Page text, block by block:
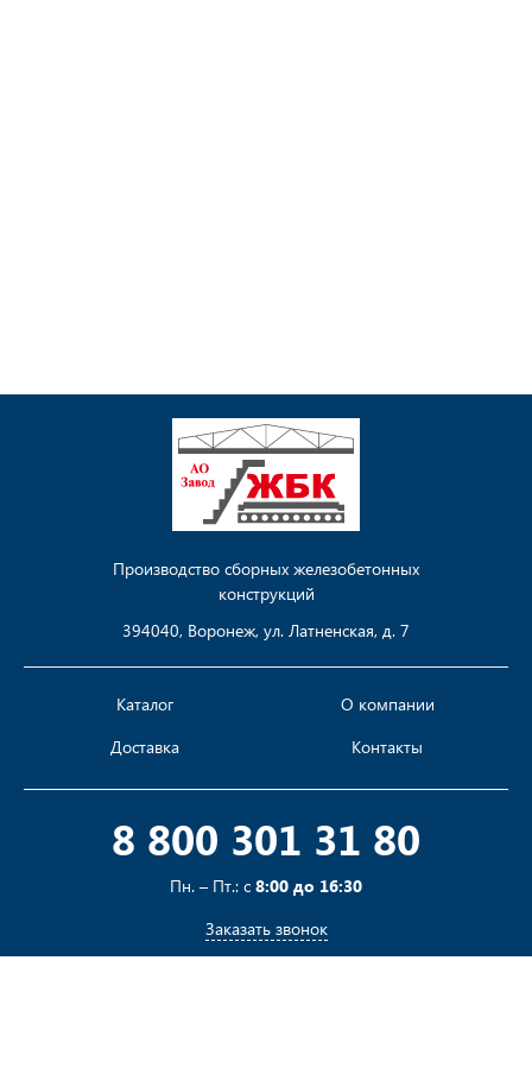
Производство сборных железобетонных
конструкций
394040, Воронеж, ул. Латненская, д. 7
Каталог
Доставка
О компании
Контакты
8 800 301 31 80
Пн. – Пт.: с 8:00 до 16:30
Заказать звонок